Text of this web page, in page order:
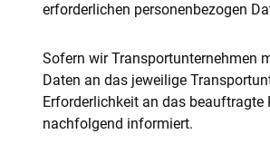
erforderlichen personenbezogen
Sofern wir Transportunternehmen
Daten an das jeweilige
Erforderlichkeit an das
nachfolgend informiert.